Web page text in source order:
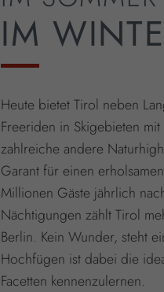
IM
Heute bietet Tirol neben
Freeriden in Skigebieten
zahlreiche andere
Garant für einen
Millionen Gäste jährlich
Nächtigungen zählt Tirol
Berlin. Kein Wunder, steht
Hochfügen ist dabei die
Facetten kennenzulernen.